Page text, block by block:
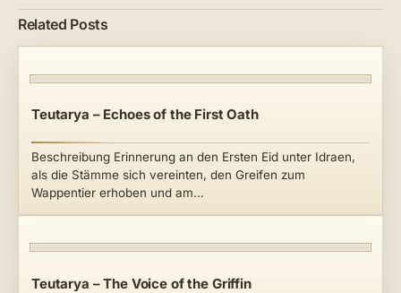
Related Posts
Teutarya – Echoes of the First Oath
Beschreibung Erinnerung an den Ersten Eid unter Idraen,
als die Stämme sich vereinten, den Greifen zum
Wappentier erhoben und am…
Teutarya – The Voice of the Griffin